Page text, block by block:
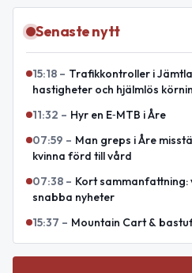
Senaste nytt
15:18 – Trafikkontroller i
hastigheter och hjälmlös
11:32 – Hyr en E‑MTB i Åre
07:59 – Man greps i Åre
kvinna förd till vård
07:38 – Kort sammanfattning:
snabba nyheter
15:37 – Mountain Cart &